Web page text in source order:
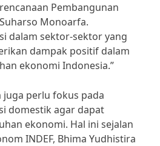
Pembangunan
Monoarfa.
dalam sektor-sektor yang
dampak positif dalam
ekonomi Indonesia.”
perlu fokus pada
domestik agar dapat
ekonomi. Hal ini sejalan
INDEF, Bhima Yudhistira